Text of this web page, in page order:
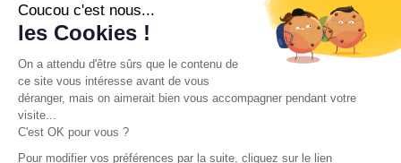
Coucou c'est nous...
les Cookies !
On a attendu d'être sûrs que le contenu de
ce site vous intéresse avant de vous
déranger, mais on aimerait bien vous accompagner pendant votre
visite...
C'est OK pour vous ?
Pour modifier vos préférences par la suite, cliquez sur le lien
L’équipe de rédaction Unisson
Conditions Générales de Vente